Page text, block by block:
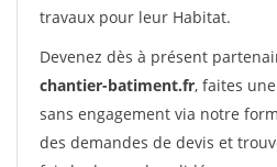
travaux pour leur Habitat.
Devenez dès à présent
chantier-batiment.fr, faites
sans engagement via notre
des demandes de devis et